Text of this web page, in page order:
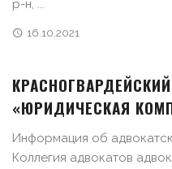
р-н, ...
16.10.2021
«ЮРИДИЧЕСКАЯ
Информация об
Коллегия адвокатов